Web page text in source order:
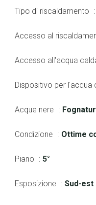
Tipo di riscaldamento
Accesso al
Accesso all'acqua
Dispositivo per l'acqua
Acque nere
Condizione Ottime
Piano 5°
Esposizione Sud-est